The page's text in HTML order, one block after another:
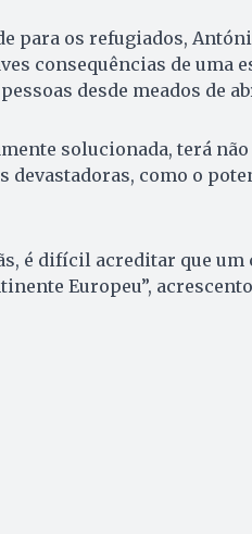
para os refugiados,
consequências de uma
desde meados de
solucionada, terá não
devastadoras, como o
é difícil acreditar que
Europeu”,